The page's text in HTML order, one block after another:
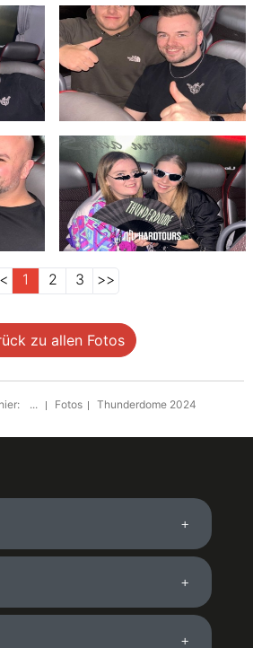
1 2 3 >>
zu allen Fotos
... Fotos Thunderdome 2024